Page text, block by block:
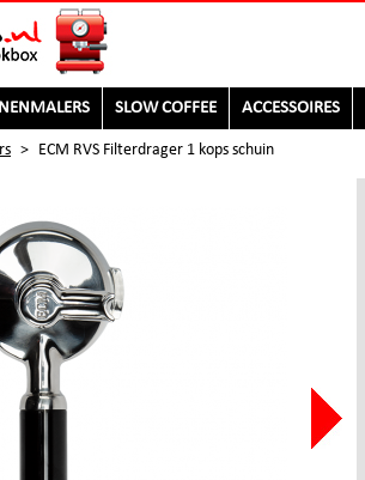
SLOW COFFEE ACCESSOIRES
> ECM RVS Filterdrager 1 kops schuin